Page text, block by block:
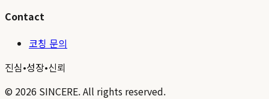
Contact
코칭 문의
진심•성장•신뢰
© 2026 SINCERE. All rights reserved.